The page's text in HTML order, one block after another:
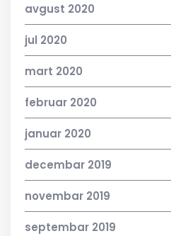
avgust 2020
jul 2020
mart 2020
februar 2020
januar 2020
decembar 2019
novembar 2019
septembar 2019